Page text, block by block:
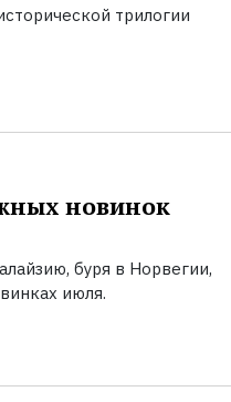
трилогии
новинок
буря в Норвегии,
июля.